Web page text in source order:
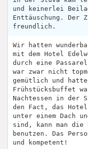
und keinerlei
Enttäuschung. Der
freundlich.
Wir hatten
mit dem Hotel
durch eine
war zwar nicht
gemütlich und
Frühstücksbuffet
Nachtessen in der
den Fact, das
unter einem Dach
sind, kann man die
benutzen. Das
und kompetent!